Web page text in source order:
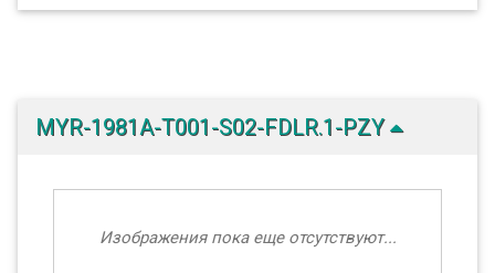
MYR-1981A-T001-S02-FDLR.1-PZY
Изображения пока еще отсутствуют...